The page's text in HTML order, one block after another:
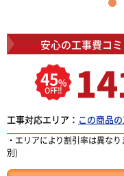
安心の工事費コ
45%
OFF!!
工事対応エリア： この商品
・エリアにより割引率は異な
別)